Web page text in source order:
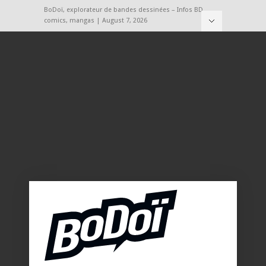
BoDoï, explorateur de bandes dessinées – Infos BD,
comics, mangas | August 7, 2026